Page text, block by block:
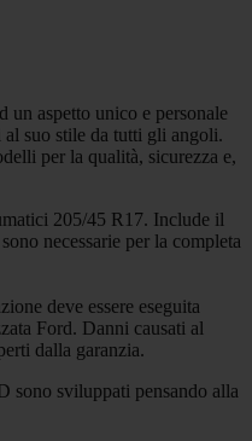
un aspetto unico e personale
suo stile da tutti gli angoli.
per la qualità, sicurezza e,
205/45 R17. Include il
necessarie per la completa
deve essere eseguita
Ford. Danni causati al
dalla garanzia.
sono sviluppati pensando alla